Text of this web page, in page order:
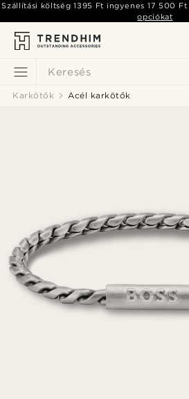
Keresés
Szállítási költség1395 Ft ingyenes 17 500 Ft
opciókat
Karkötők Acél karkötők